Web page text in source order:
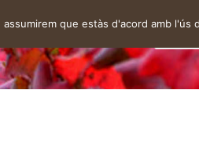
que estàs d'acord amb l'ús